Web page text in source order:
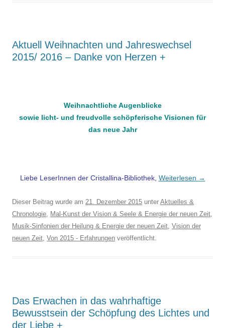
Aktuell Weihnachten und Jahreswechsel
2015/ 2016 – Danke von Herzen +
Weihnachtliche Augenblicke
sowie licht- und freudvolle schöpferische Visionen für
das neue Jahr
Liebe LeserInnen der Cristallina-Bibliothek, Weiterlesen →
Dieser Beitrag wurde am 21. Dezember 2015 unter Aktuelles &
Chronologie, Mal-Kunst der Vision & Seele & Energie der neuen Zeit,
Musik-Sinfonien der Heilung & Energie der neuen Zeit, Vision der
neuen Zeit, Von 2015 - Erfahrungen veröffentlicht.
Das Erwachen in das wahrhaftige
Bewusstsein der Schöpfung des Lichtes und
der Liebe +